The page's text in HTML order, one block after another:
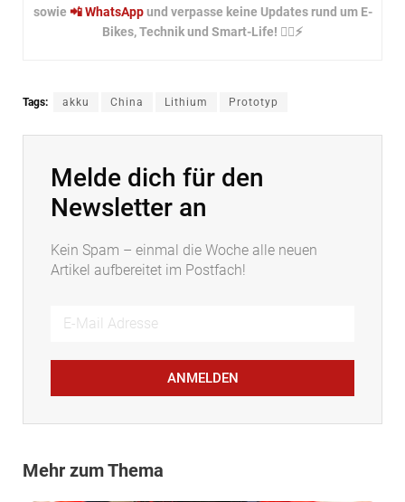
sowie 📲 WhatsAppund verpasse keine Updates rund um E-
Bikes, Technik und Smart-Life! 🚴‍♂️⚡
Tags: akku China Lithium Prototyp
Melde dich für den
Newsletter an
Kein Spam – einmal die Woche alle neuen
Artikel aufbereitet im Postfach!
ANMELDEN
Mehr zum Thema